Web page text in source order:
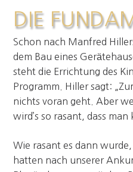
DIE
Schon nach Manfred
dem Bau eines
steht die Errichtung des
Programm. Hiller sagt:
nichts voran geht. Aber
wird’s so rasant, dass
Wie rasant es dann
hatten nach unserer